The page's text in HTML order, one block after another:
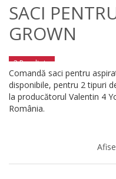
SACI
GROWN
2 Rezultate
Comandă saci pentru
disponibile, pentru 2 tipuri
la producătorul Valentin 4
România.